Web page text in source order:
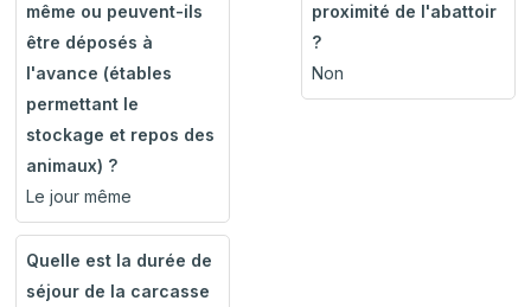
même ou peuvent-ils
être déposés à
l'avance (étables
permettant le
stockage et repos des
animaux) ?
Le jour même
Quelle est la durée de
séjour de la carcasse
proximité de l'abattoir
?
Non